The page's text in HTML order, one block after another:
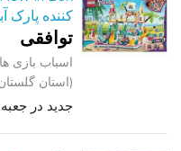
کننده پارک
توافقی
اسباب‌ بازی
(استان
جدید در جعبه.